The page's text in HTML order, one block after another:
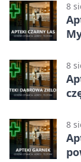
8
8
8